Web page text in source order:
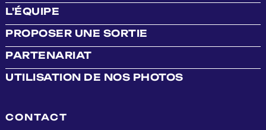
L'ÉQUIPE
PROPOSER UNE SORTIE
PARTENARIAT
UTILISATION DE NOS PHOTOS
CONTACT